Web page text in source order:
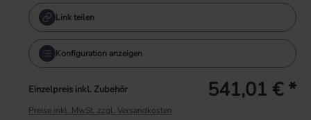
Link teilen
Konfiguration anzeigen
Einzelpreis inkl. Zubehör 541,01 € *
Preise inkl. MwSt. zzgl. Versandkosten